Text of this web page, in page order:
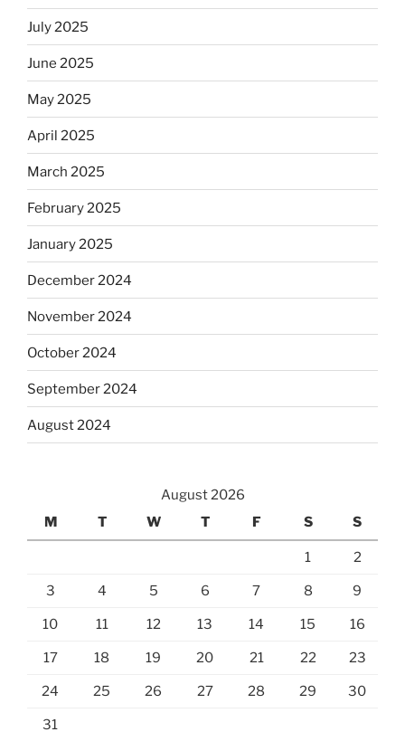
July 2025
June 2025
May 2025
April 2025
March 2025
February 2025
January 2025
December 2024
November 2024
October 2024
September 2024
August 2024
August 2026
M
T W T F S S
1 2
3 4 5 6 7 8 9
10 11 12 13 14 15 16
17 18 19 20 21 22 23
24 25 26 27 28 29 30
31